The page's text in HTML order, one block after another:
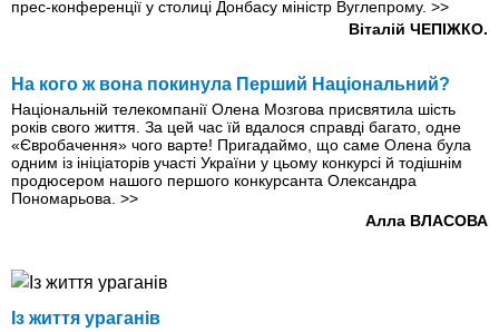
прес-конференції у столиці Донбасу міністр Вуглепрому. >>
Віталій ЧЕПІЖКО.
На кого ж вона покинула Перший Національний?
Національній телекомпанії Олена Мозгова присвятила шість
років свого життя. За цей час їй вдалося справді багато, одне
«Євробачення» чого варте! Пригадаймо, що саме Олена була
одним із ініціаторів участі України у цьому конкурсі й тодішнім
продюсером нашого першого конкурсанта Олександра
Пономарьова. >>
Алла ВЛАСОВА
Із життя ураганів